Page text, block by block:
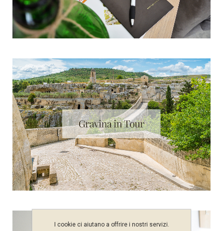
I cookie ci aiutano a offrire i nostri servizi.